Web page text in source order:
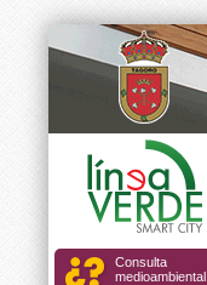
Consulta
medioambiental